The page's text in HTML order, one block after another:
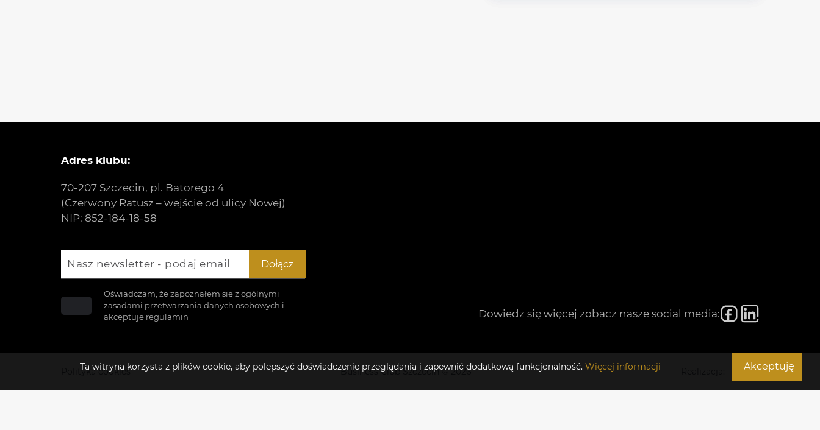
Adres klubu:
70-207 Szczecin, pl. Batorego 4
(Czerwony Ratusz – wejście od ulicy Nowej)
NIP: 852-184-18-58
Nasz newsletter - podaj email
Oświadczam, że zapoznałem się z ogólnymi
zasadami przetwarzania danych osobowych i
akceptuje regulamin
Dołącz
Dowiedz się więcej zobacz nasze social media:
Polityka cookies Business Club Szczecin © 2026
Ta witryna korzysta z plików cookie, aby polepszyć doświadczenie przeglądania i zapewnić dodatkową funkcjonalność. Więcej informacji Akceptuję